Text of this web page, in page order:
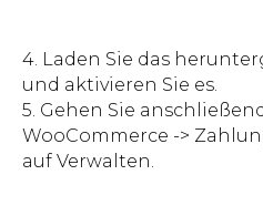
4. Laden Sie das
und aktivieren Sie es.
5. Gehen Sie
WooCommerce ->
auf Verwalten.